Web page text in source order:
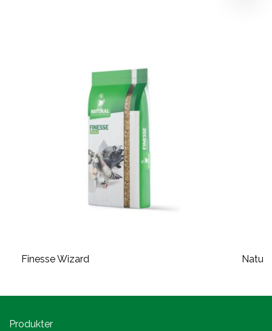
Finesse Wizard
Produkter